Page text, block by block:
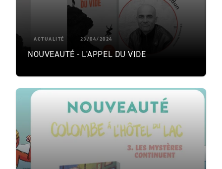
ACTUALITÉ 23/04/2024
NOUVEAUTÉ - L'APPEL DU VIDE